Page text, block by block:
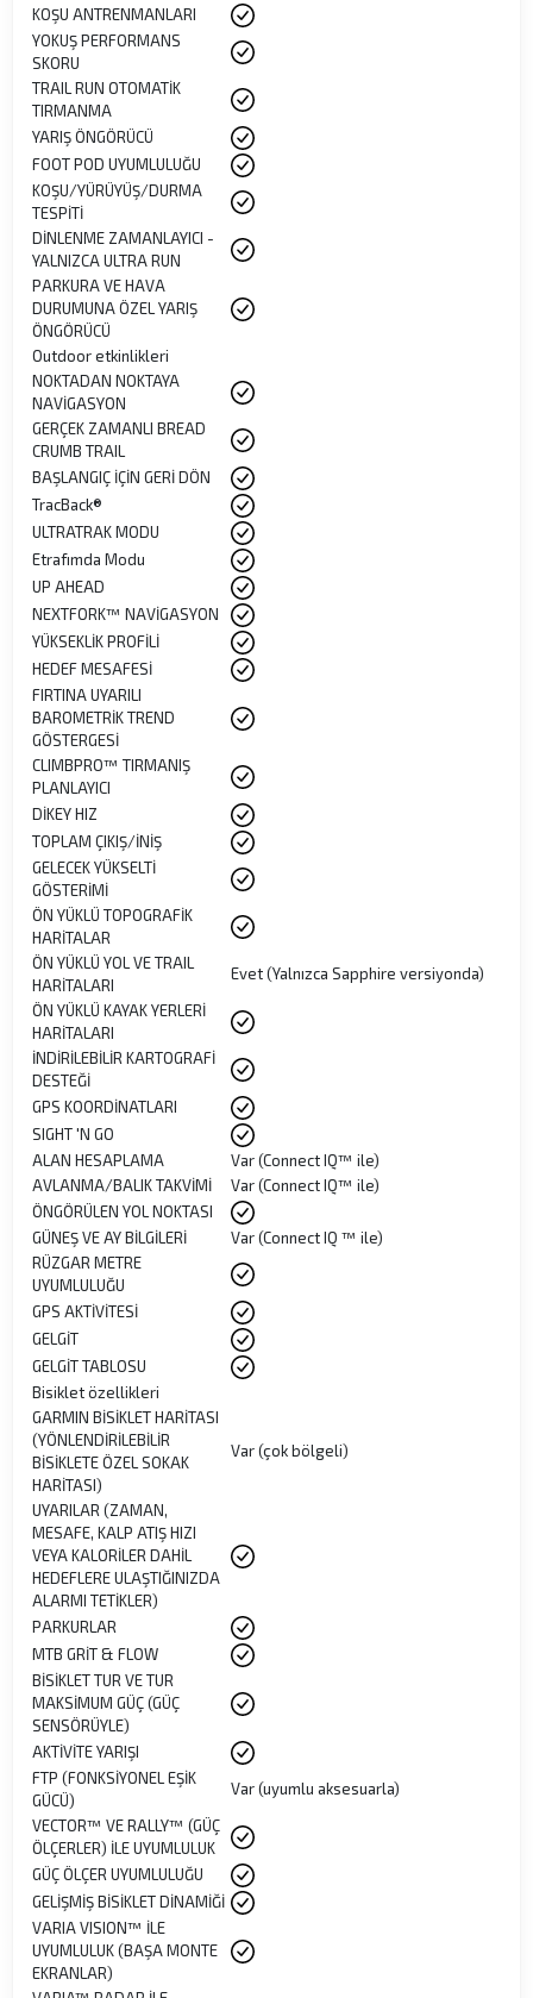
KOŞU ANTRENMANLARI
YOKUŞ PERFORMANS
SKORU
TRAIL RUN OTOMATİK
TIRMANMA
YARIŞ ÖNGÖRÜCÜ
FOOT POD UYUMLULUĞU
KOŞU/YÜRÜYÜŞ/DURMA
TESPİTİ
DİNLENME ZAMANLAYICI -
YALNIZCA ULTRA RUN
PARKURA VE HAVA
DURUMUNA ÖZEL YARIŞ
ÖNGÖRÜCÜ
Outdoor etkinlikleri
NOKTADAN NOKTAYA
NAVİGASYON
GERÇEK ZAMANLI BREAD
CRUMB TRAIL
BAŞLANGIÇ İÇİN GERİ DÖN
TracBack®
ULTRATRAK MODU
Etrafımda Modu
UP AHEAD
NEXTFORK™ NAVİGASYON
YÜKSEKLİK PROFİLİ
HEDEF MESAFESİ
FIRTINA UYARILI
BAROMETRİK TREND
GÖSTERGESİ
CLIMBPRO™ TIRMANIŞ
PLANLAYICI
DİKEY HIZ
TOPLAM ÇIKIŞ/İNİŞ
GELECEK YÜKSELTİ
GÖSTERİMİ
ÖN YÜKLÜ TOPOGRAFİK
HARİTALAR
ÖN YÜKLÜ YOL VE TRAIL
HARİTALARI
Evet (Yalnızca Sapphire versiyonda)
ÖN YÜKLÜ KAYAK YERLERİ
HARİTALARI
İNDİRİLEBİLİR KARTOGRAFİ
DESTEĞİ
GPS KOORDİNATLARI
SIGHT 'N GO
ALAN HESAPLAMA
Var (Connect IQ™ ile)
AVLANMA/BALIK TAKVİMİ
Var (Connect IQ™ ile)
ÖNGÖRÜLEN YOL NOKTASI
GÜNEŞ VE AY BİLGİLERİ
Var (Connect IQ ™ ile)
RÜZGAR METRE
UYUMLULUĞU
GPS AKTİVİTESİ
GELGİT
GELGİT TABLOSU
Bisiklet özellikleri
GARMIN BİSİKLET HARİTASI
(YÖNLENDİRİLEBİLİR
BİSİKLETE ÖZEL SOKAK
HARİTASI)
Var (çok bölgeli)
UYARILAR (ZAMAN,
MESAFE, KALP ATIŞ HIZI
VEYA KALORİLER DAHİL
HEDEFLERE ULAŞTIĞINIZDA
ALARMI TETİKLER)
PARKURLAR
MTB GRİT & FLOW
BİSİKLET TUR VE TUR
MAKSİMUM GÜÇ (GÜÇ
SENSÖRÜYLE)
AKTİVİTE YARIŞI
FTP (FONKSİYONEL EŞİK
GÜCÜ)
Var (uyumlu aksesuarla)
VECTOR™ VE RALLY™ (GÜÇ
ÖLÇERLER) İLE UYUMLULUK
GÜÇ ÖLÇER UYUMLULUĞU
GELİŞMİŞ BİSİKLET DİNAMİĞİ
VARIA VISION™ İLE
UYUMLULUK (BAŞA MONTE
EKRANLAR)